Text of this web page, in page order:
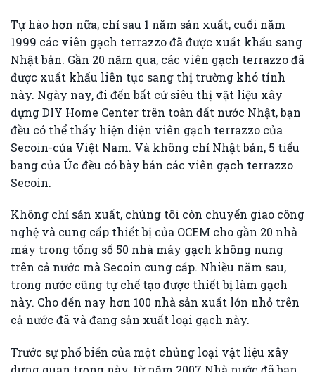
Tự hào hơn nữa, chỉ sau 1 năm sản xuất, cuối năm
1999 các viên gạch terrazzo đã được xuất khẩu sang
Nhật bản. Gần 20 năm qua, các viên gạch terrazzo đã
được xuất khẩu liên tục sang thị trường khó tính
này. Ngày nay, đi đến bất cứ siêu thị vật liệu xây
dựng DIY Home Center trên toàn đất nước Nhật, bạn
đều có thể thấy hiện diện viên gạch terrazzo của
Secoin-của Việt Nam. Và không chỉ Nhật bản, 5 tiểu
bang của Úc đều có bày bán các viên gạch terrazzo
Secoin.
Không chỉ sản xuất, chúng tôi còn chuyển giao công
nghệ và cung cấp thiết bị của OCEM cho gần 20 nhà
máy trong tổng số 50 nhà máy gạch không nung
trên cả nước mà Secoin cung cấp. Nhiều năm sau,
trong nước cũng tự chế tạo được thiết bị làm gạch
này. Cho đến nay hơn 100 nhà sản xuất lớn nhỏ trên
cả nước đã và đang sản xuất loại gạch này.
Trước sự phổ biến của một chủng loại vật liệu xây